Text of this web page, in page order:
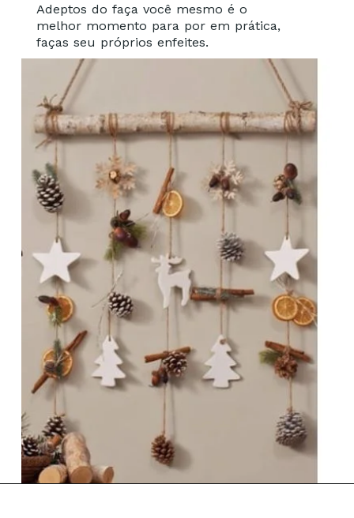
Adeptos do faça você mesmo é o
melhor momento para por em prática,
faças seu próprios enfeites.